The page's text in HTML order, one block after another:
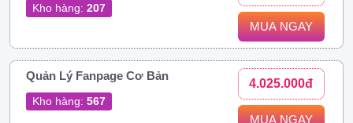
Kho hàng: 207
MUA NGAY
Quản Lý Fanpage Cơ Bản
Kho hàng: 567
4.025.000đ
MUA NGAY